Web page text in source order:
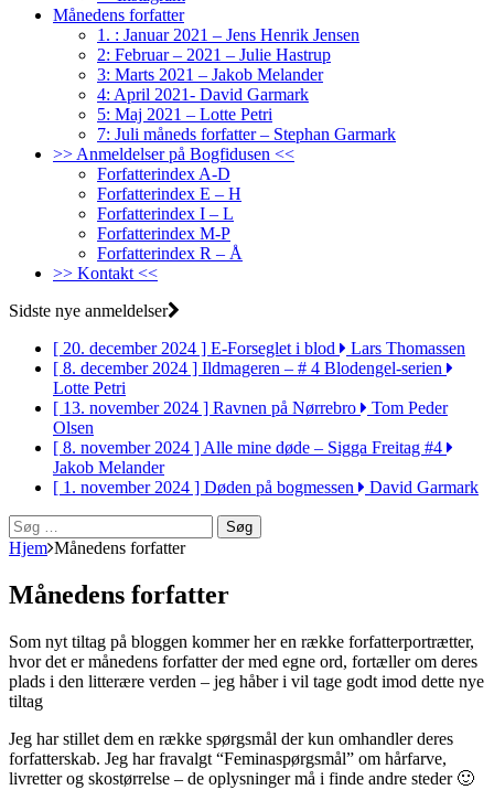
Månedens forfatter
1. : Januar 2021 – Jens Henrik Jensen
2: Februar – 2021 – Julie Hastrup
3: Marts 2021 – Jakob Melander
4: April 2021- David Garmark
5: Maj 2021 – Lotte Petri
7: Juli måneds forfatter – Stephan Garmark
>> Anmeldelser på Bogfidusen <<
Forfatterindex A-D
Forfatterindex E – H
Forfatterindex I – L
Forfatterindex M-P
Forfatterindex R – Å
>> Kontakt <<
Sidste nye anmeldelser
[ 20. december 2024 ] E-Forseglet i blod
Lars Thomassen
[ 8. december 2024 ] Ildmageren – # 4 Blodengel-serien
Lotte Petri
[ 13. november 2024 ] Ravnen på Nørrebro
Tom Peder
Olsen
[ 8. november 2024 ]Alle mine døde – Sigga Freitag #4
Jakob Melander
[ 1. november 2024 ] Døden på bogmessen
David Garmark
Søg
efter:
Hjem Månedens forfatter
Månedens forfatter
Som nyt tiltag på bloggen kommer her en række forfatterportrætter,
hvor det er månedens forfatter der med egne ord, fortæller om deres
plads i den litterære verden – jeg håber i vil tage godt imod dette nye
tiltag
Jeg har stillet dem en række spørgsmål der kun omhandler deres
forfatterskab. Jeg har fravalgt “Feminaspørgsmål” om hårfarve,
livretter og skostørrelse – de oplysninger må i finde andre steder 🙂